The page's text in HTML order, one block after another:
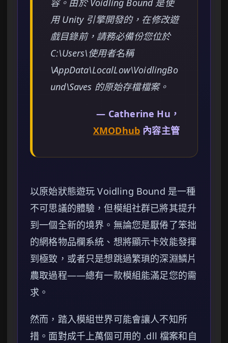
容。由於 Voidling Bound 是使
用 Unity 引擎開發的，在修改遊
戲目錄前，請務必備份您位於
C:\Users\使用者名稱
\AppData\LocalLow\VoidlingBo
und\Saves 的原始存檔檔案。
— Catherine Hu，
XMODhub 內容主管
以原始狀態遊玩 Voidling Bound 是一種
不可思議的體驗，但模組社群已將其提升
到一個全新的境界。無論您是厭倦了笨拙
的網格物品欄系統、想將顯示卡效能發揮
到極致，或者只是想跳過繁瑣的深淵鱗片
農取過程——總有一款模組能滿足您的需
求。
然而，踏入模組世界可能會讓人不知所
措。面對成千上萬個可用的 .dll 檔案和自